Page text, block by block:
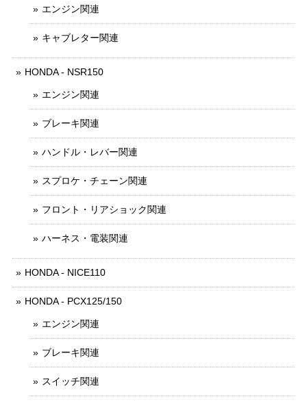
エンジン関連
キャブレター関連
HONDA - NSR150
エンジン関連
ブレーキ関連
ハンドル・レバー関連
スプロケ・チェーン関連
フロント・リアショック関連
ハーネス・電装関連
HONDA - NICE110
HONDA - PCX125/150
エンジン関連
ブレーキ関連
スイッチ関連